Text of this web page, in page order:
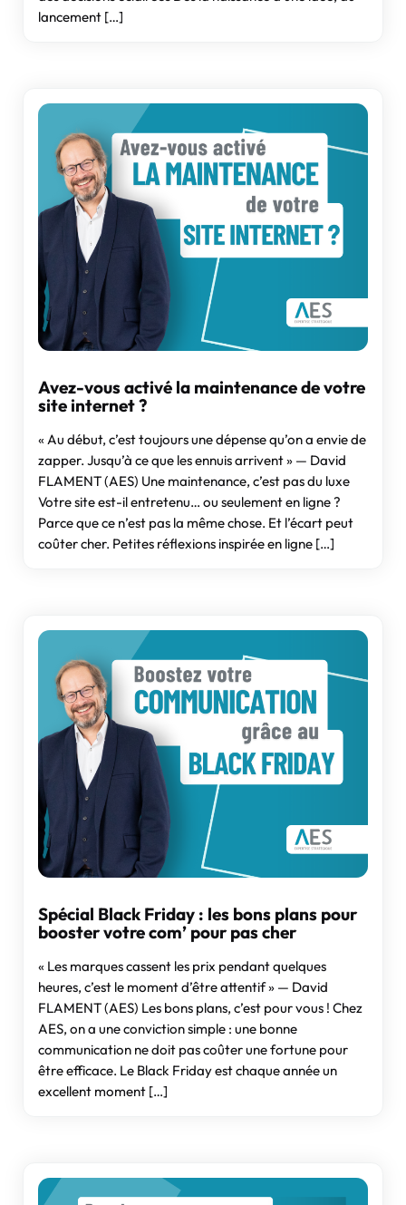
lancement […]
Avez-vous activé la maintenance de votre
site internet ?
« Au début, c’est toujours une dépense qu’on a envie de
zapper. Jusqu’à ce que les ennuis arrivent » — David
FLAMENT (AES) Une maintenance, c’est pas du luxe
Votre site est-il entretenu… ou seulement en ligne ?
Parce que ce n’est pas la même chose. Et l’écart peut
coûter cher. Petites réflexions inspirée en ligne […]
Spécial Black Friday : les bons plans pour
booster votre com’ pour pas cher
« Les marques cassent les prix pendant quelques
heures, c’est le moment d’être attentif » — David
FLAMENT (AES) Les bons plans, c’est pour vous ! Chez
AES, on a une conviction simple : une bonne
communication ne doit pas coûter une fortune pour
être efficace. Le Black Friday est chaque année un
excellent moment […]